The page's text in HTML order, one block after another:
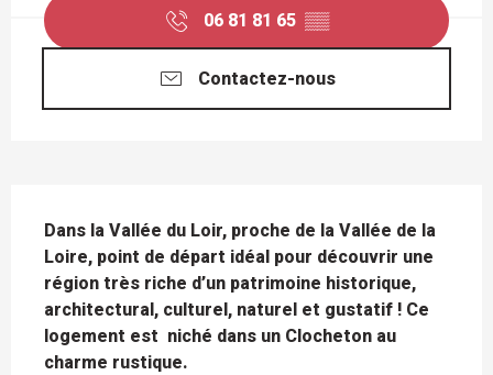
06 81 81 65 ▒▒
Contactez-nous
Dans la Vallée du Loir, proche de la Vallée de la
Loire, point de départ idéal pour découvrir une
région très riche d’un patrimoine historique,
architectural, culturel, naturel et gustatif ! Ce
logement est  niché dans un Clocheton au
charme rustique.